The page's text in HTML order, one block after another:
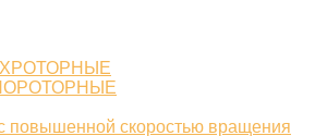
повышенной скоростью вращения